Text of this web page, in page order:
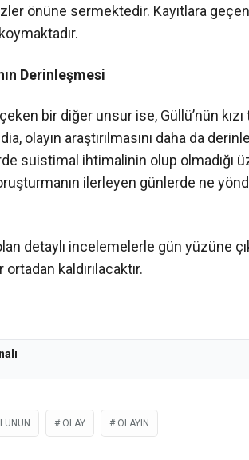
önüne sermektedir. Kayıtlara
Derinleşmesi
bir diğer unsur ise, Güllü’nün
olayın araştırılmasını daha da
suistimal ihtimalinin olup olmadığı
ilerleyen günlerde ne
detaylı incelemelerle gün yüzüne
kaldırılacaktır.
OLAY OLAYIN